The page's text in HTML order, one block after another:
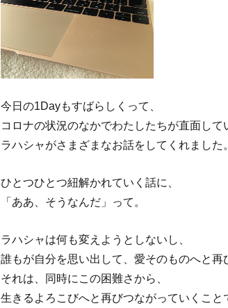
今日の1Dayもすばらしくって、
コロナの状況のなかでわたしたちが直面して
ラハシャがさまざまなお話をしてくれました。
ひとつひとつ紐解かれていく話に、
「ああ、そうなんだ」って。
ラハシャは何も変えようとしないし、
誰もが自分を思い出して、愛そのものへと再
それは、同時にこの困難さから、
生きるよろこびへと再びつながっていくこと